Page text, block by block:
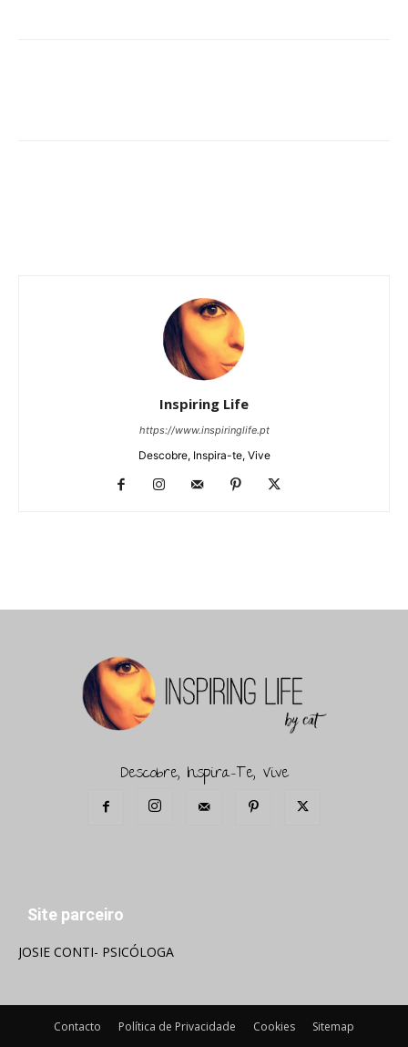
Inspiring Life
https://www.inspiringlife.pt
Descobre, Inspira-te, Vive
Descobre, Inspira-Te, Vive
Site parceiro
JOSIE CONTI- PSICÓLOGA
Contacto Política de Privacidade Cookies Sitemap